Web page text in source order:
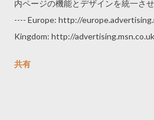
内ページの機能とデザインを統一さ
---- Europe: http://
Kingdom: http://
http://advertising.msn.it/ Netherlands:
共有